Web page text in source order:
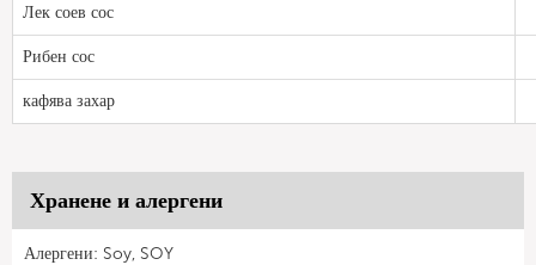
Лек соев сос
Рибен сос
кафява захар
Хранене и алергени
Алергени: Soy, SOY